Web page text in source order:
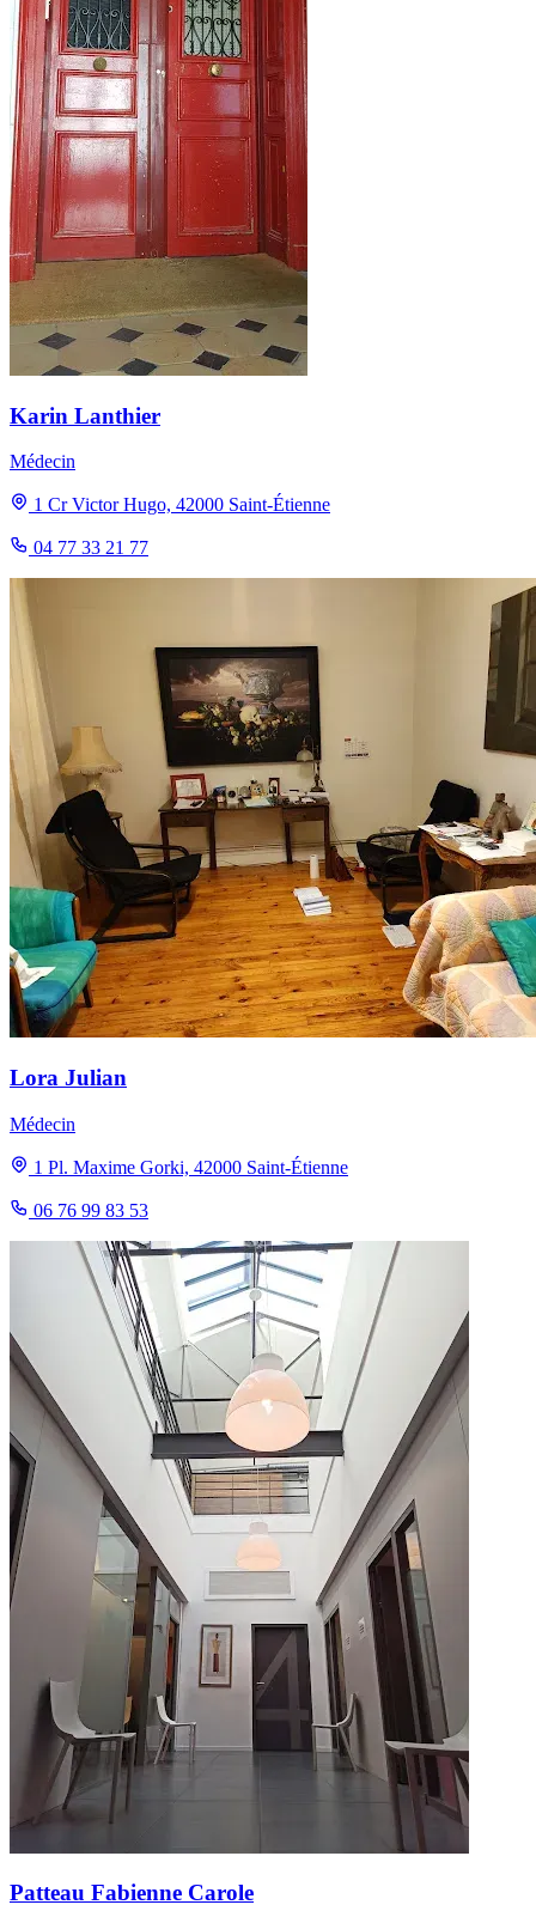
Karin Lanthier
Médecin
1 Cr Victor Hugo, 42000 Saint-Étienne
04 77 33 21 77
Lora Julian
Médecin
1 Pl. Maxime Gorki, 42000 Saint-Étienne
06 76 99 83 53
Patteau Fabienne Carole